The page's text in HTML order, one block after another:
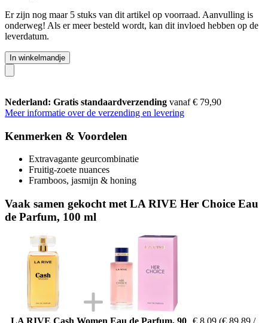
Er zijn nog maar 5 stuks van dit artikel op voorraad. Aanvulling is
onderweg! Als er meer besteld wordt, kan dit invloed hebben op de
leverdatum.
In winkelmandje
Nederland: Gratis standaardverzending vanaf € 79,90
Meer informatie over de verzending en levering
Kenmerken & Voordelen
Extravagante geurcombinatie
Fruitig-zoete nuances
Framboos, jasmijn & honing
Vaak samen gekocht met LA RIVE Her Choice Eau
de Parfum, 100 ml
LA RIVE Cash Women Eau de Parfum, 90
€ 8,09 (€ 89,89 /